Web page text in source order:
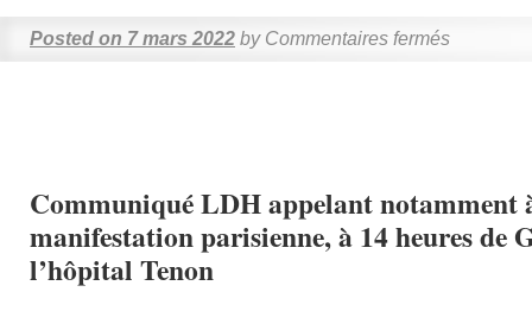
Posted on 7 mars 2022 by Commentaires fermés
Communiqué LDH appelant notamment
manifestation parisienne, à 14 heures de
l’hôpital Tenon